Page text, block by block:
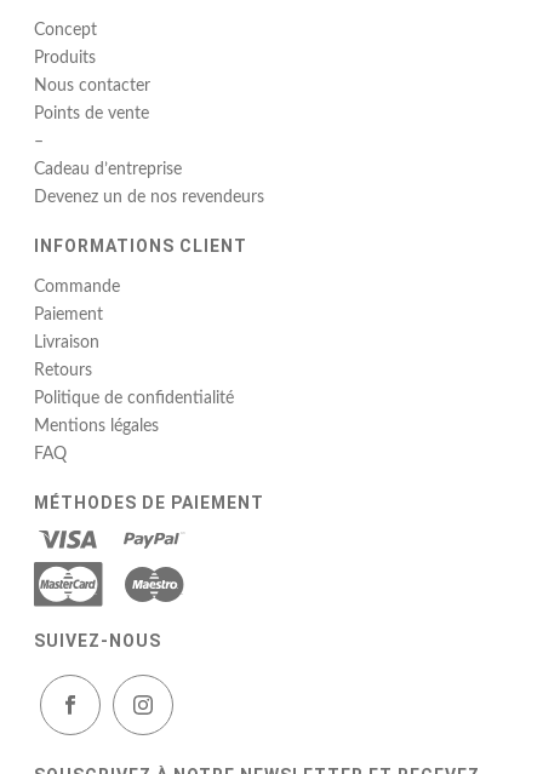
Concept
Produits
Nous contacter
Points de vente
–
Cadeau d’entreprise
Devenez un de nos revendeurs
INFORMATIONS CLIENT
Commande
Paiement
Livraison
Retours
Politique de confidentialité
Mentions légales
FAQ
MÉTHODES DE PAIEMENT
SUIVEZ-NOUS